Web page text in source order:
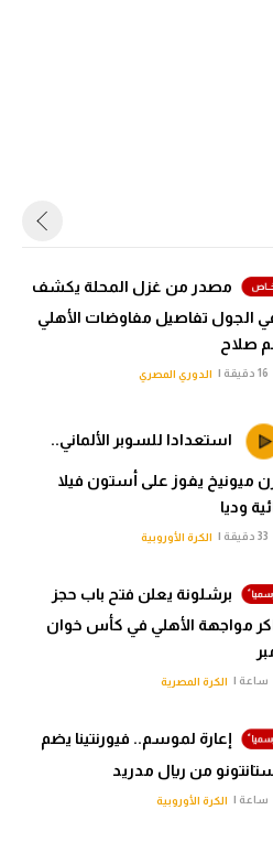
مصدر من غزل المحلة يكشف
في الجول تفاصيل مفاوضات الأهلي
صلاح
الدوري المصري
استعدادا للسوبر الألماني..
ميونيخ يفوز على أستون فيلا
وديا
الكرة الأوروبية
برشلونة يعلن فتح باب حجز
مواجهة الأهلي في كأس خوان
ساعة | الكرة المصرية
إعارة لموسم.. فيورنتينا يضم
من ريال مدريد
ساعة | الكرة الأوروبية